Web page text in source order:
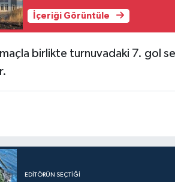
İçeriği Görüntüle
birlikte turnuvadaki 7. gol
EDITÖRÜN SEÇTIĞI